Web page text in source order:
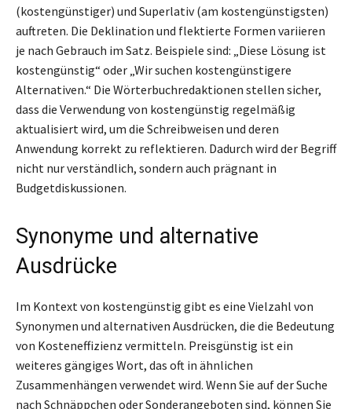
(kostengünstiger) und Superlativ (am kostengünstigsten)
auftreten. Die Deklination und flektierte Formen variieren
je nach Gebrauch im Satz. Beispiele sind: „Diese Lösung ist
kostengünstig“ oder „Wir suchen kostengünstigere
Alternativen.“ Die Wörterbuchredaktionen stellen sicher,
dass die Verwendung von kostengünstig regelmäßig
aktualisiert wird, um die Schreibweisen und deren
Anwendung korrekt zu reflektieren. Dadurch wird der Begriff
nicht nur verständlich, sondern auch prägnant in
Budgetdiskussionen.
Synonyme und alternative
Ausdrücke
Im Kontext von kostengünstig gibt es eine Vielzahl von
Synonymen und alternativen Ausdrücken, die die Bedeutung
von Kosteneffizienz vermitteln. Preisgünstig ist ein
weiteres gängiges Wort, das oft in ähnlichen
Zusammenhängen verwendet wird. Wenn Sie auf der Suche
nach Schnäppchen oder Sonderangeboten sind, können Sie